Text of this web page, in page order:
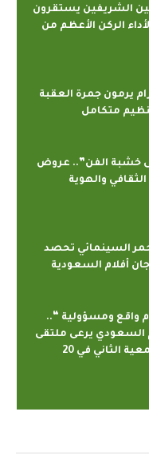
الشريفين يستقرون
الركن الأعظم من
يرمون جمرة العقبة
متكامل
خشبة الفن”.. عروض
والهوية
السينمائي تحصد
أفلام السعودية
واقع ومسؤولية “..
السعودي يرعى ملتقى
المسؤولية المجتمعية الثاني في 20